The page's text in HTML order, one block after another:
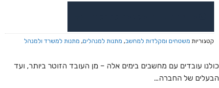
קטגוריות משטחים ומקלדות למחשב, מתנות למנהלים, מתנות למשרד ולמנהל
כולנו עובדים עם מחשבים בימים אלה – מן העובד הזוטר ביותר, ועד
הבעלים של החברה…